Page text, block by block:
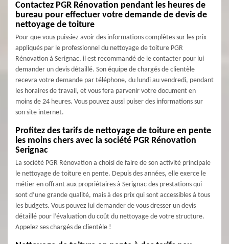
Contactez PGR Rénovation pendant les heures de
bureau pour effectuer votre demande de devis de
nettoyage de toiture
Pour que vous puissiez avoir des informations complètes sur les prix
appliqués par le professionnel du nettoyage de toiture PGR
Rénovation à Serignac, il est recommandé de le contacter pour lui
demander un devis détaillé. Son équipe de chargés de clientèle
recevra votre demande par téléphone, du lundi au vendredi, pendant
les horaires de travail, et vous fera parvenir votre document en
moins de 24 heures. Vous pouvez aussi puiser des informations sur
son site internet.
Profitez des tarifs de nettoyage de toiture en pente
les moins chers avec la société PGR Rénovation
Serignac
La société PGR Rénovation a choisi de faire de son activité principale
le nettoyage de toiture en pente. Depuis des années, elle exerce le
métier en offrant aux propriétaires à Serignac des prestations qui
sont d’une grande qualité, mais à des prix qui sont accessibles à tous
les budgets. Vous pouvez lui demander de vous dresser un devis
détaillé pour l’évaluation du coût du nettoyage de votre structure.
Appelez ses chargés de clientèle !